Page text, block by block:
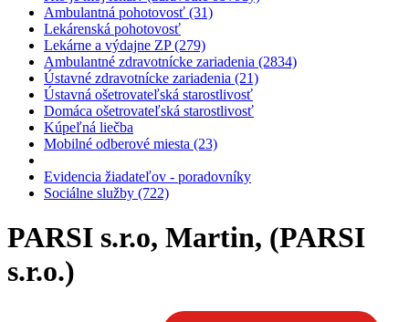
Ambulantná pohotovosť (31)
Lekárenská pohotovosť
Lekárne a výdajne ZP (279)
Ambulantné zdravotnícke zariadenia (2834)
Ústavné zdravotnícke zariadenia (21)
Ústavná ošetrovateľská starostlivosť
Domáca ošetrovateľská starostlivosť
Kúpeľná liečba
Mobilné odberové miesta (23)
Evidencia žiadateľov - poradovníky
Sociálne služby (722)
PARSI s.r.o, Martin, (PARSI
s.r.o.)